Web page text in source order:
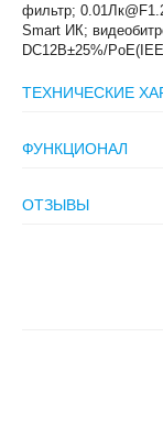
фильтр;
Smart ИК;
DC12В±25%/
ТЕХНИЧЕСКИЕ
ФУНКЦИОНАЛ
ОТЗЫВЫ